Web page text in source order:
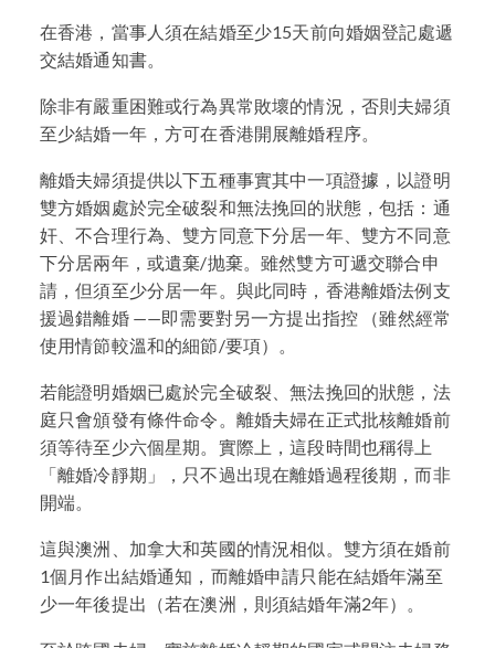
在香港，當事人須在結婚至少15天前向婚姻登記處遞
交結婚通知書。
除非有嚴重困難或行為異常敗壞的情況，否則夫婦須
至少結婚一年，方可在香港開展離婚程序。
離婚夫婦須提供以下五種事實其中一項證據，以證明
雙方婚姻處於完全破裂和無法挽回的狀態，包括：通
奸、不合理行為、雙方同意下分居一年、雙方不同意
下分居兩年，或遺棄/抛棄。雖然雙方可遞交聯合申
請，但須至少分居一年。與此同時，香港離婚法例支
援過錯離婚 ——即需要對另一方提出指控 （雖然經常
使用情節較溫和的細節/要項）。
若能證明婚姻已處於完全破裂、無法挽回的狀態，法
庭只會頒發有條件命令。離婚夫婦在正式批核離婚前
須等待至少六個星期。實際上，這段時間也稱得上
「離婚冷靜期」，只不過出現在離婚過程後期，而非
開端。
這與澳洲、加拿大和英國的情況相似。雙方須在婚前
1個月作出結婚通知，而離婚申請只能在結婚年滿至
少一年後提出（若在澳洲，則須結婚年滿2年）。